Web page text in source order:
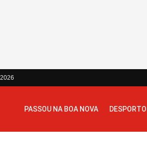
PASSOU NA BOA NOVA DESPORTO